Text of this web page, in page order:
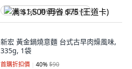
满 $1,500 再省 $75 (王道卡)
新宏 黃金鍋燒意麵 台式古早肉燥風味,
335g, 1袋
首購折扣價 40%$90